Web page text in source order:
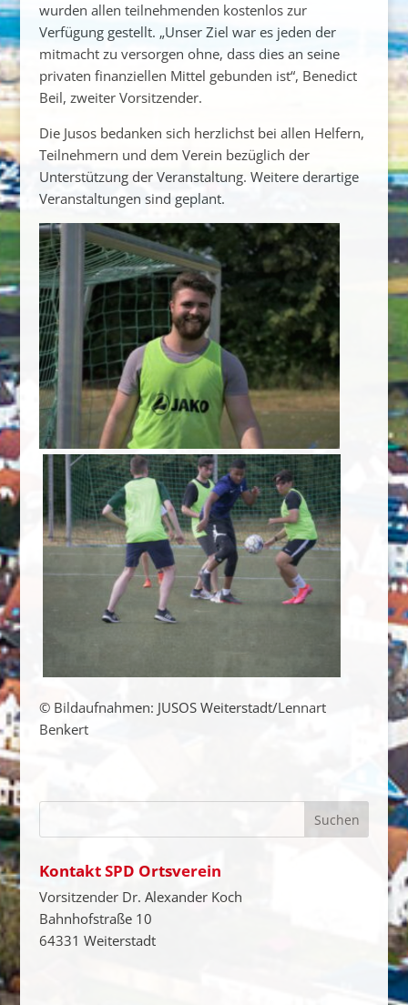
wurden allen teilnehmenden kostenlos zur
Verfügung gestellt. „Unser Ziel war es jeden der
mitmacht zu versorgen ohne, dass dies an seine
privaten finanziellen Mittel gebunden ist“, Benedict
Beil, zweiter Vorsitzender.
Die Jusos bedanken sich herzlichst bei allen Helfern,
Teilnehmern und dem Verein bezüglich der
Unterstützung der Veranstaltung. Weitere derartige
Veranstaltungen sind geplant.
© Bildaufnahmen: JUSOS Weiterstadt/Lennart
Benkert
Kontakt SPD Ortsverein
Vorsitzender Dr. Alexander Koch
Bahnhofstraße 10
64331 Weiterstadt